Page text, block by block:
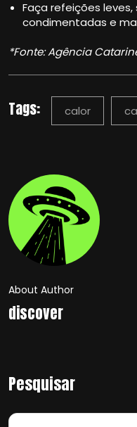
Faça refeições
condimentadas e
*Fonte: Agência
Tags: calor
About Author
discover
Pesquisar